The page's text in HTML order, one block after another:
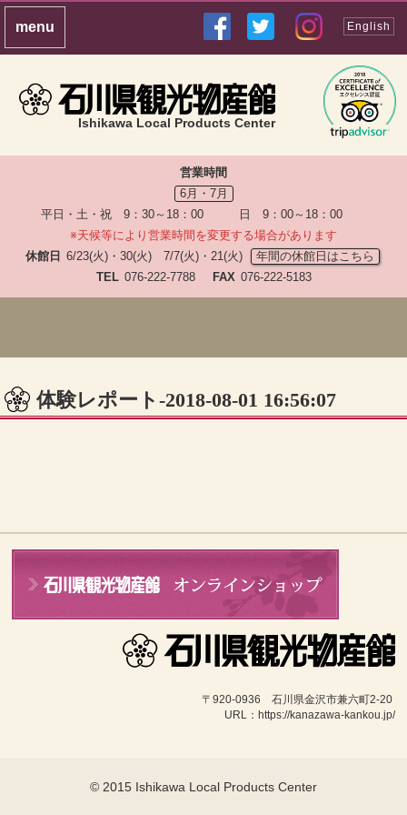
Ishikawa Local Products Center
English
営業時間
6月・7月
平日・土・祝 9：30～18：00 日 9：00～18：00
※天候等により営業時間を変更する場合があります
休館日 6/23(火)・30(火) 7/7(火)・21(火)
年間の休館日はこちら
TEL 076-222-7788 FAX 076-222-5183
体験レポート-2018-08-01 16:56:07
〒920-0936　石川県金沢市兼六町2-20
URL：https://kanazawa-kankou.jp/
© 2015 Ishikawa Local Products Center